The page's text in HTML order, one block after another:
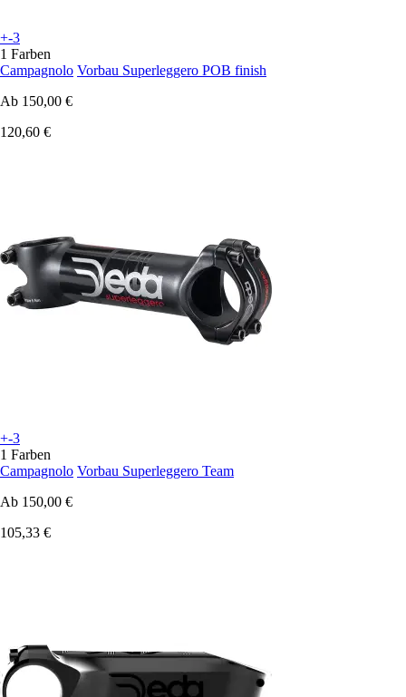
+-3
1 Farben
Campagnolo Vorbau Superleggero POB finish
Ab 150,00 €
120,60 €
+-3
1 Farben
Campagnolo Vorbau Superleggero Team
Ab 150,00 €
105,33 €